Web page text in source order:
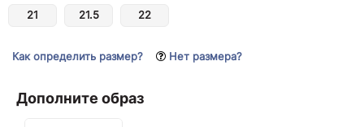
21 21.5 22
Как определить размер? Нет размера?
Дополните образ